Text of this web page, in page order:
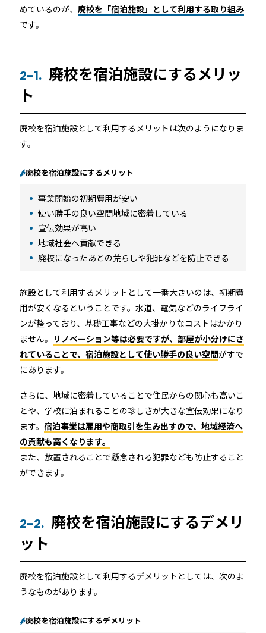
めているのが、 廃校を「宿泊施設」として利用する取り組み
です。
2-1. 廃校を宿泊施設にするメリッ
ト
廃校を宿泊施設として利用するメリットは次のようになりま
す。
廃校を宿泊施設にするメリット
事業開始の初期費用が安い
使い勝手の良い空間地域に密着している
宣伝効果が高い
地域社会へ貢献できる
廃校になったあとの荒らしや犯罪などを防止できる
施設として利用するメリットとして一番大きいのは、初期費
用が安くなるということです。水道、電気などのライフライ
ンが整っており、基礎工事などの大掛かりなコストはかかり
ません。 リノベーション等は必要ですが、部屋が小分けにさ
れていることで、宿泊施設として使い勝手の良い空間がすで
にあります。
さらに、地域に密着していることで住民からの関心も高いこ
とや、学校に泊まれることの珍しさが大きな宣伝効果になり
ます。 宿泊事業は雇用や商取引を生み出すので、地域経済へ
の貢献も高くなります。
また、放置されることで懸念される犯罪なども防止すること
ができます。
2-2. 廃校を宿泊施設にするデメリ
ット
廃校を宿泊施設として利用するデメリットとしては、次のよ
うなものがあります。
廃校を宿泊施設にするデメリット